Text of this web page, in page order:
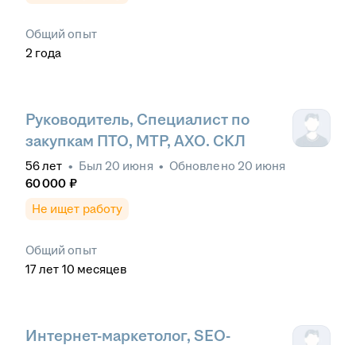
Общий опыт
2 года
Руководитель, Специалист по
закупкам ПТО, МТР, АХО. СКЛ
56лет • Был 20 июня • Обновлено 20 июня
60 000 ₽
Не ищет работу
Общий опыт
17лет 10 месяцев
Интернет-маркетолог, SEO-